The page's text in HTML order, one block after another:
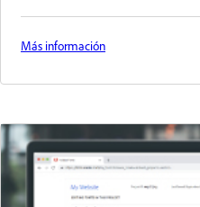
Más información